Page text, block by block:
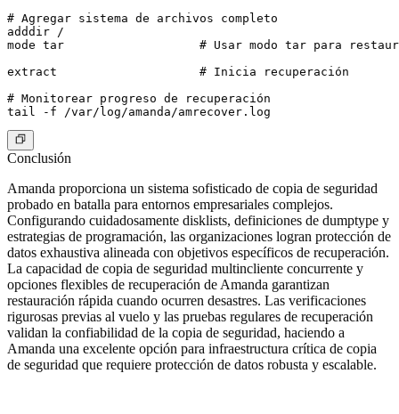
# Agregar sistema de archivos completo
adddir /
mode tar                   # Usar modo tar para
extract                    # Inicia recuperación
# Monitorear progreso de recuperación
Conclusión
Amanda proporciona un sistema sofisticado de copia de seguridad
probado en batalla para entornos empresariales complejos.
Configurando cuidadosamente disklists, definiciones de dumptype y
estrategias de programación, las organizaciones logran protección de
datos exhaustiva alineada con objetivos específicos de recuperación.
La capacidad de copia de seguridad multincliente concurrente y
opciones flexibles de recuperación de Amanda garantizan
restauración rápida cuando ocurren desastres. Las verificaciones
rigurosas previas al vuelo y las pruebas regulares de recuperación
validan la confiabilidad de la copia de seguridad, haciendo a
Amanda una excelente opción para infraestructura crítica de copia
de seguridad que requiere protección de datos robusta y escalable.